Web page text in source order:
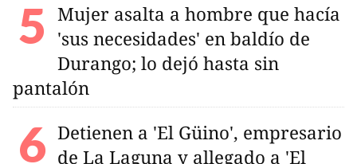
Mujer asalta a hombre que hacía
'sus necesidades' en baldío de
Durango; lo dejó hasta sin
pantalón
Detienen a 'El Güino', empresario
de La Laguna y allegado a 'El